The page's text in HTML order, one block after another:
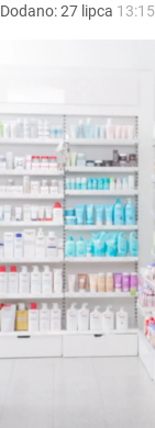
Dodano:27 lipca 13:15